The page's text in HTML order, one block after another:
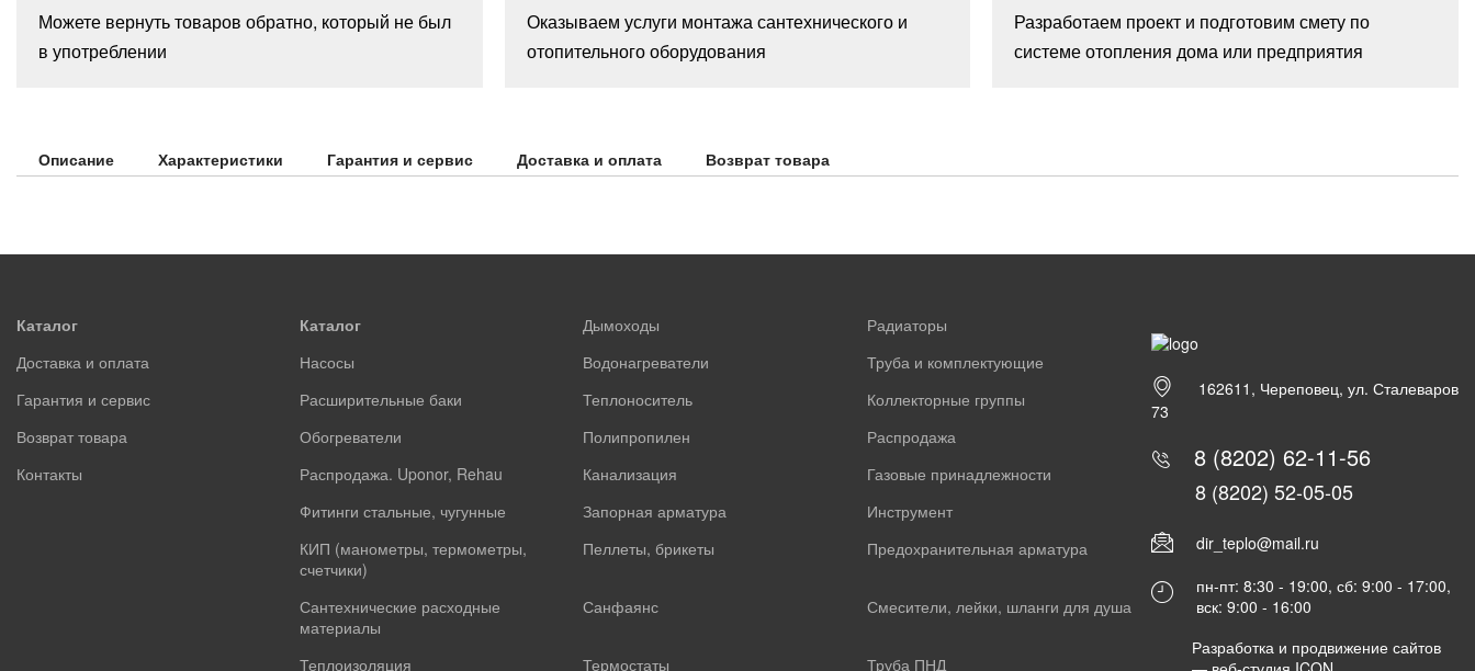
Можете вернуть товаров обратно, который не был
в употреблении
Оказываем услуги монтажа сантехнического и
отопительного оборудования
Разработаем проект и подготовим смету по
системе отопления дома или предприятия
Описание Характеристики Гарантия и сервис Доставка и оплата Возврат товара
Каталог
Доставка и оплата
Гарантия и сервис
Возврат товара
Контакты
Каталог Дымоходы
Радиаторы
Насосы
Водонагреватели
Труба и комплектующие
Расширительные баки
Теплоноситель
Коллекторные группы
Обогреватели
Полипропилен
Распродажа
Распродажа. Uponor, Rehau
Канализация
Газовые принадлежности
Фитинги стальные, чугунные
Запорная арматура
Инструмент
КИП (манометры, термометры,
счетчики)
Пеллеты, брикеты Предохранительная арматура
Сантехнические расходные
материалы
Санфаянс Смесители, лейки, шланги для душа
Теплоизоляция Термостаты Труба ПНД
162611, Череповец, ул. Сталеваров
73
8 (8202) 62-11-56
8 (8202) 52-05-05
dir_teplo@mail.ru
пн-пт: 8:30 - 19:00, сб: 9:00 - 17:00,
вск: 9:00 - 16:00
Разработка и продвижение сайтов